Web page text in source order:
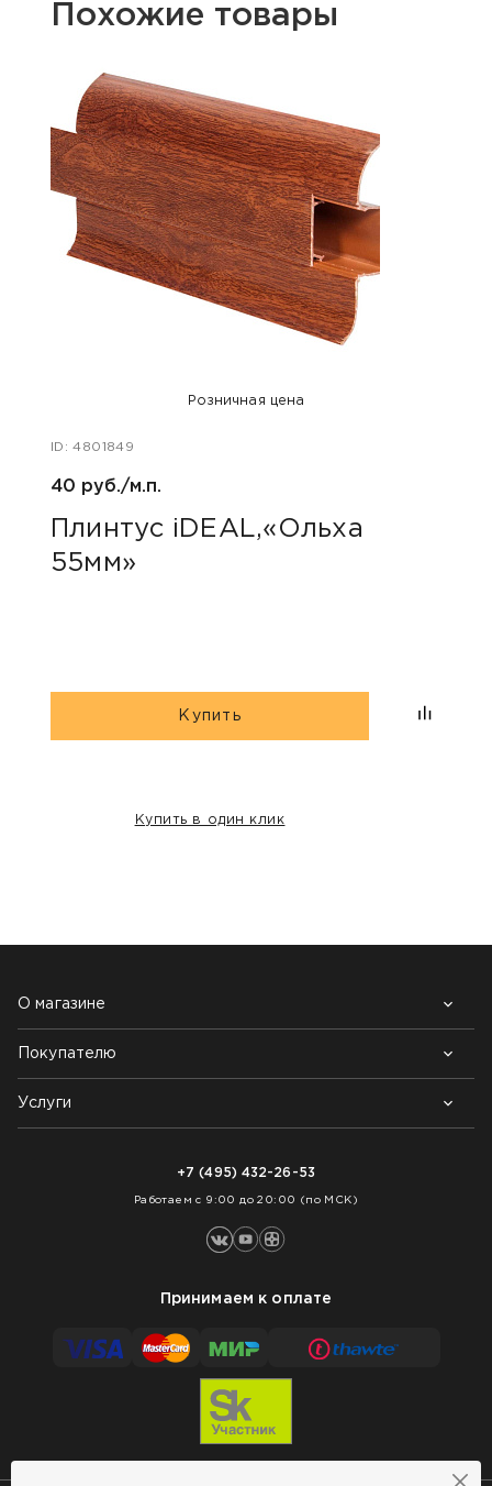
Похожие товары
Розничная цена
ID: 4801849
40 руб./м.п.
Плинтус iDEAL,«Ольха
55мм»
Купить
Купить в один клик
О магазине
Почему выбирают нас
Контакты
Блог
Покупателю
Возврат товара
Как заказать
Услуги
+7 (495) 432-26-53
Работаем с 9:00 до 20:00 (по МСК)
Принимаем к оплате